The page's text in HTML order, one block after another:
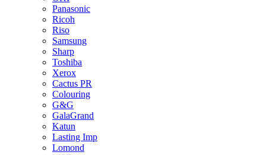
Panasonic
Ricoh
Riso
Samsung
Sharp
Toshiba
Xerox
Cactus PR
Colouring
G&G
GalaGrand
Katun
Lasting Imp
Lomond